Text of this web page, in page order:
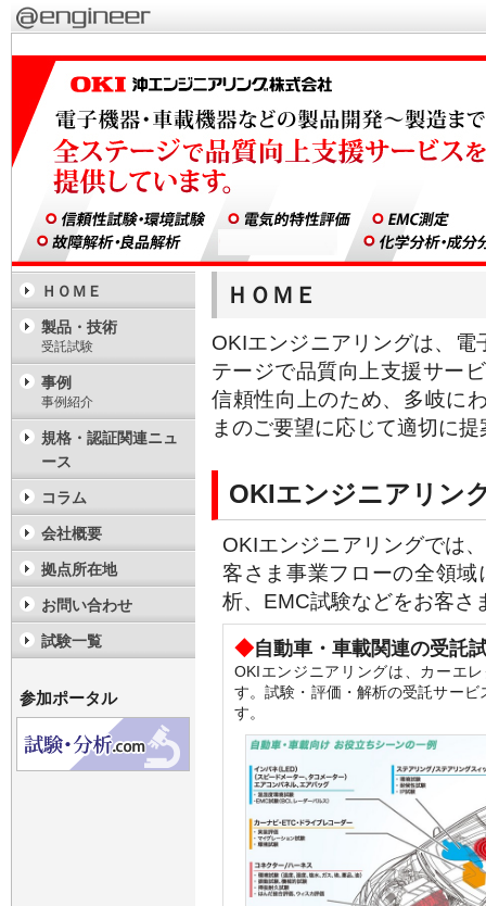
ＨＯＭＥ
OKIエンジニアリングは、
テージで品質向上支援サー
信頼性向上のため、多岐に
まのご要望に応じて適切に
OKIエンジニアリン
OKIエンジニアリングでは
客さま事業フローの全領
析、EMC試験などをお客さ
◆自動車・車載関連の受託
OKIエンジニアリングは、カーエ
す。試験・評価・解析の受託サー
す。
ＨＯＭＥ
製品・技術
受託試験
事例
事例紹介
規格・認証関連ニュ
ース
コラム
会社概要
拠点所在地
お問い合わせ
試験一覧
参加ポータル